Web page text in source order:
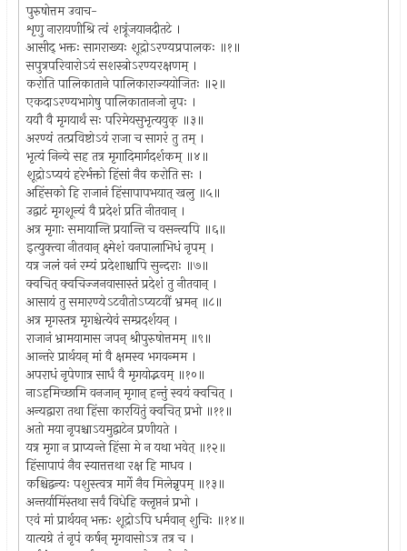
पुरुषोत्तम उवाच-
शृणु नारायणीश्रि त्वं शत्रूंजयानदीतटे ।
आसीद् भक्तः सागराख्यः शूद्रोऽरण्यप्रपालकः ॥१॥
सपुत्रपरिवारोऽयं सशस्त्रोऽरण्यरक्षणम् ।
करोति पालिकाताने पालिकाराज्ययोजितः ॥२॥
एकदाऽरण्यभागेषु पालिकातानजो नृपः ।
ययौ वै मृगयार्थं सः परिमेयसुभृत्ययुक् ॥३॥
अरण्यं तत्प्रविष्टोऽयं राजा च सागरं तु तम् ।
भृत्यं निन्ये सह तत्र मृगादिमार्गदर्शकम् ॥४॥
शूद्रोऽप्ययं हरेर्भक्तो हिंसां नैव करोति सः ।
अहिंसको हि राजानं हिंसापापभयात् खलु ॥५॥
उद्वाटं मृगशून्यं वै प्रदेशं प्रति नीतवान् ।
अत्र मृगाः समायान्ति प्रयान्ति च वसन्त्यपि ॥६॥
इत्युक्त्वा नीतवान् क्ष्मेशं वनपालाभिधं नृपम् ।
यत्र जलं वनं रम्यं प्रदेशाश्चापि सुन्दराः ॥७॥
क्वचित् क्वचिज्जनवासास्तं प्रदेशं तु नीतवान् ।
आसायं तु समारण्येऽटवीतोऽप्यटवीं भ्रमन् ॥८॥
अत्र मृगस्तत्र मृगश्चेत्येवं सम्प्रदर्शयन् ।
राजानं भ्रामयामास जपन् श्रीपुरुषोत्तमम् ॥९॥
आन्तरे प्रार्थयन् मां वै क्षमस्व भगवन्मम ।
अपराधं नृपेणात्र सार्धं वै मृगयोद्भवम् ॥१०॥
नाऽहमिच्छामि वनजान् मृगान् हन्तुं स्वयं क्वचित् ।
अन्यद्वारा तथा हिंसा कारयितुं क्वचित् प्रभो ॥११॥
अतो मया नृपश्चाऽयमुद्वाटेन प्रणीयते ।
यत्र मृगा न प्राप्यन्ते हिंसा मे न यथा भवेत् ॥१२॥
हिंसापापं नैव स्यात्तत्तथा रक्ष हि माधव ।
कश्चिद्वन्यः पशुस्त्वत्र मार्गे नैव मिलेन्नृपम् ॥१३॥
अन्तर्यामिंस्तथा सर्वं विधेहि क्लृप्तनं प्रभो ।
एवं मां प्रार्थयन् भक्तः शूद्रोऽपि धर्मवान् शुचिः ॥१४॥
यात्यग्रे तं नृपं कर्षन् मृगवासोऽत्र तत्र च ।